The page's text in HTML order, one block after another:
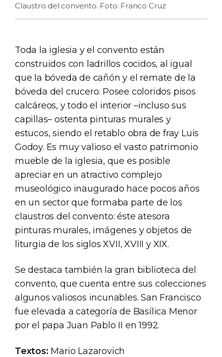
Claustro del convento. Foto: Franco Cruz
Toda la iglesia y el convento están
construidos con ladrillos cocidos, al igual
que la bóveda de cañón y el remate de la
bóveda del crucero. Posee coloridos pisos
calcáreos, y todo el interior –incluso sus
capillas– ostenta pinturas murales y
estucos, siendo el retablo obra de fray Luis
Godoy. Es muy valioso el vasto patrimonio
mueble de la iglesia, que es posible
apreciar en un atractivo complejo
museológico inaugurado hace pocos años
en un sector que formaba parte de los
claustros del convento: éste atesora
pinturas murales, imágenes y objetos de
liturgia de los siglos XVII, XVIII y XIX.
Se destaca también la gran biblioteca del
convento, que cuenta entre sus colecciones
algunos valiosos incunables. San Francisco
fue elevada a categoría de Basílica Menor
por el papa Juan Pablo II en 1992.
Textos: Mario Lazarovich